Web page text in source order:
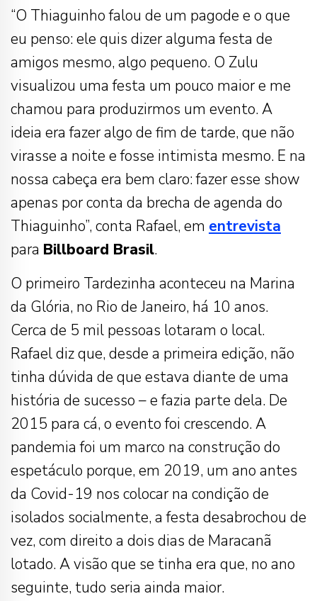
“O Thiaguinho falou de um pagode e o que
eu penso: ele quis dizer alguma festa de
amigos mesmo, algo pequeno. O Zulu
visualizou uma festa um pouco maior e me
chamou para produzirmos um evento. A
ideia era fazer algo de fim de tarde, que não
virasse a noite e fosse intimista mesmo. E na
nossa cabeça era bem claro: fazer esse show
apenas por conta da brecha de agenda do
Thiaguinho”, conta Rafael, em entrevista
para Billboard Brasil.
O primeiro Tardezinha aconteceu na Marina
da Glória, no Rio de Janeiro, há 10 anos.
Cerca de 5 mil pessoas lotaram o local.
Rafael diz que, desde a primeira edição, não
tinha dúvida de que estava diante de uma
história de sucesso – e fazia parte dela. De
2015 para cá, o evento foi crescendo. A
pandemia foi um marco na construção do
espetáculo porque, em 2019, um ano antes
da Covid-19 nos colocar na condição de
isolados socialmente, a festa desabrochou de
vez, com direito a dois dias de Maracanã
lotado. A visão que se tinha era que, no ano
seguinte, tudo seria ainda maior.